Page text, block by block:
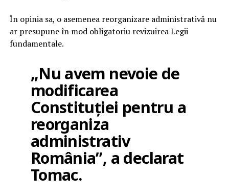
În opinia sa, o asemenea reorganizare administrativă nu
ar presupune în mod obligatoriu revizuirea Legii
fundamentale.
„Nu avem nevoie de
modificarea
Constituției pentru a
reorganiza
administrativ
România”, a declarat
Tomac.